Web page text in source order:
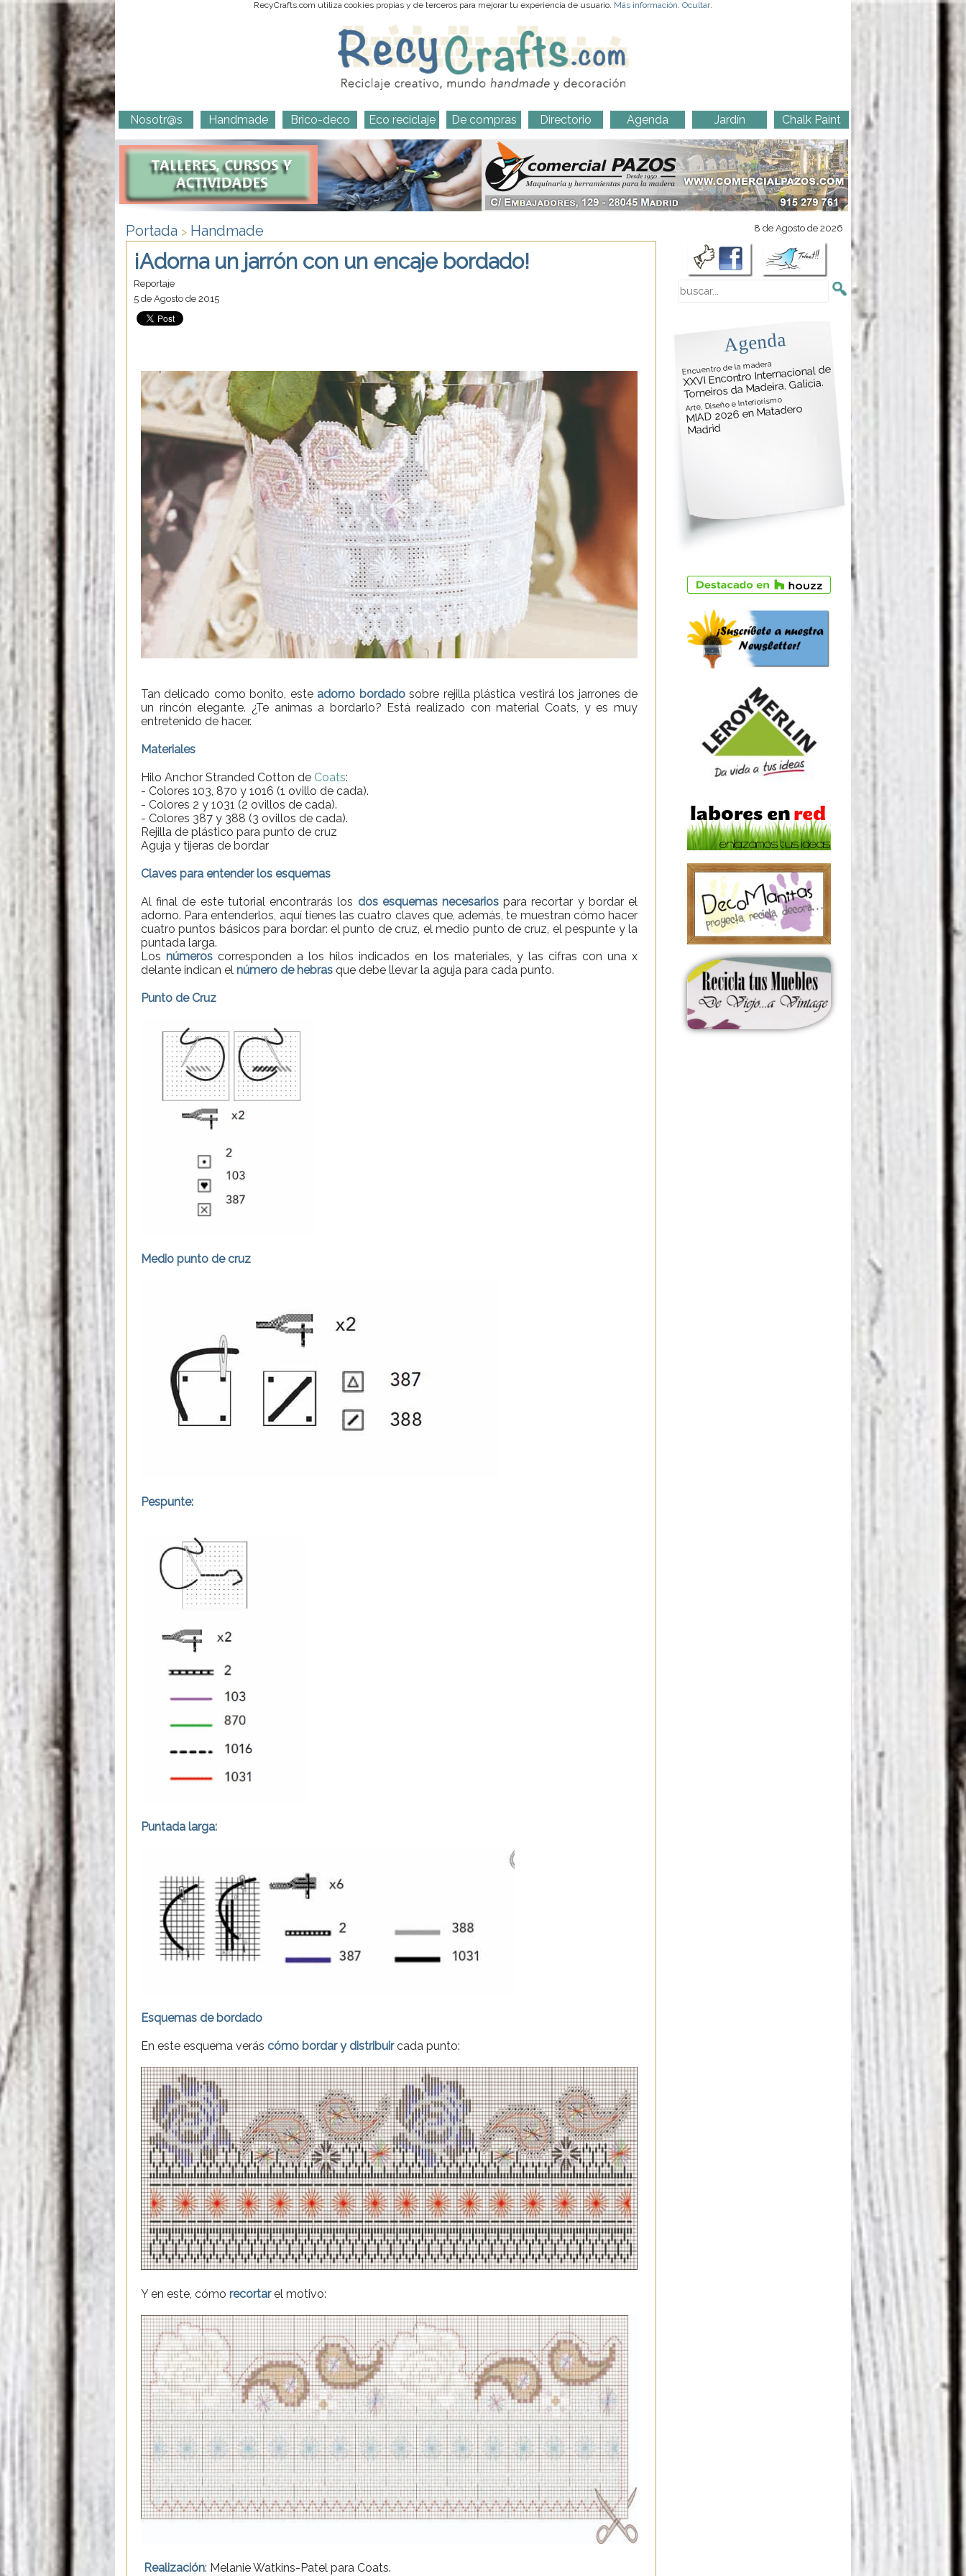
RecyCrafts.com utiliza cookies propias y de terceros para mejorar tu experiencia de usuario. Más información. Ocultar.
Nosotr@s Handmade Brico-deco Eco reciclaje De compras Directorio Agenda Jardín Chalk Paint
Portada > Handmade
¡Adorna un jarrón con un encaje bordado!
Reportaje
5 de Agosto de 2015
Tan delicado como bonito, este adorno bordadosobre rejilla plástica vestirá los jarrones de
un rincón elegante. ¿Te animas a bordarlo? Está realizado con material Coats, y es muy
entretenido de hacer.
Materiales
Hilo Anchor Stranded Cotton de Coats:
- Colores 103, 870 y 1016 (1 ovillo de cada).
- Colores 2 y 1031 (2 ovillos de cada).
- Colores 387 y 388 (3 ovillos de cada).
Rejilla de plástico para punto de cruz
Aguja y tijeras de bordar
Claves para entender los esquemas
Al final de este tutorial encontrarás los dos esquemas necesariospara recortar y bordar el
adorno. Para entenderlos, aquí tienes las cuatro claves que, además, te muestran cómo hacer
cuatro puntos básicos para bordar: el punto de cruz, el medio punto de cruz, el pespunte y la
puntada larga.
Losnúmeros corresponden a los hilos indicados en los materiales, y las cifras con una x
delante indican el número de hebras que debe llevar la aguja para cada punto.
Punto de Cruz
Medio punto de cruz
Pespunte:
Puntada larga:
Esquemas de bordado
En este esquema verás cómo bordar y distribuircada punto:
Y en este, cómo recortarel motivo:
Realización: Melanie Watkins-Patel para Coats.
8 de Agosto de 2026
Agenda
Encuentro de la madera
XXVI Encontro Internacional de
Torneiros da Madeira. Galicia.
Arte, Diseño e Interiorismo
MIAD 2026 en Matadero
Madrid